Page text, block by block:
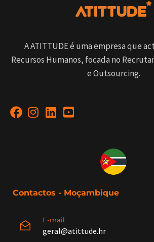
A ATITTUDE é uma empresa que
Recursos Humanos, focada no
e Outsourcing.
Contactos - Moçambique
E-mail
geral@atittude.hr